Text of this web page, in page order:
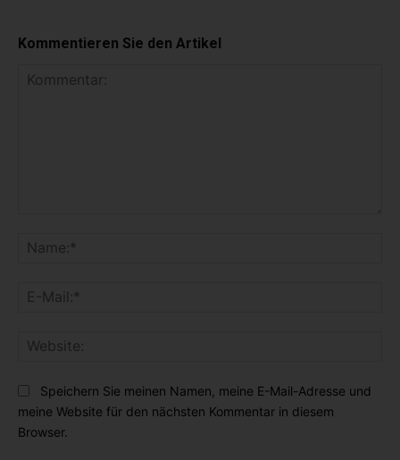
Kommentieren Sie den Artikel
Speichern Sie meinen Namen, meine E-Mail-Adresse und
meine Website für den nächsten Kommentar in diesem
Browser.